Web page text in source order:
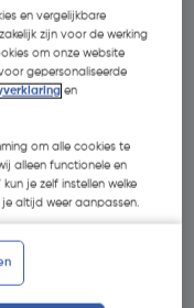
en vergelijkbare
zijn voor de werking
om onze website
gepersonaliseerde
en
om alle cookies te
alleen functionele en
je zelf instellen welke
altijd weer aanpassen.